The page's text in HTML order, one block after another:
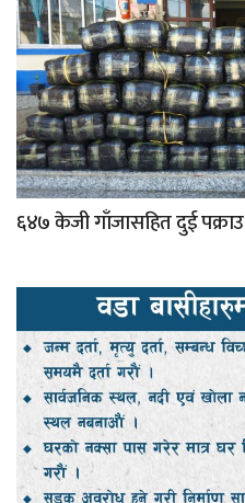
६४७ केजी गाँजासहित दुई पक्राउ